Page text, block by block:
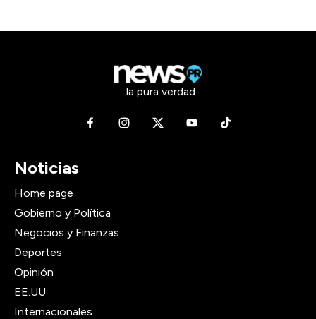
la pura verdad
Noticias
Home page
Gobierno y Política
Negocios y Finanzas
Deportes
Opinión
EE.UU
Internacionales